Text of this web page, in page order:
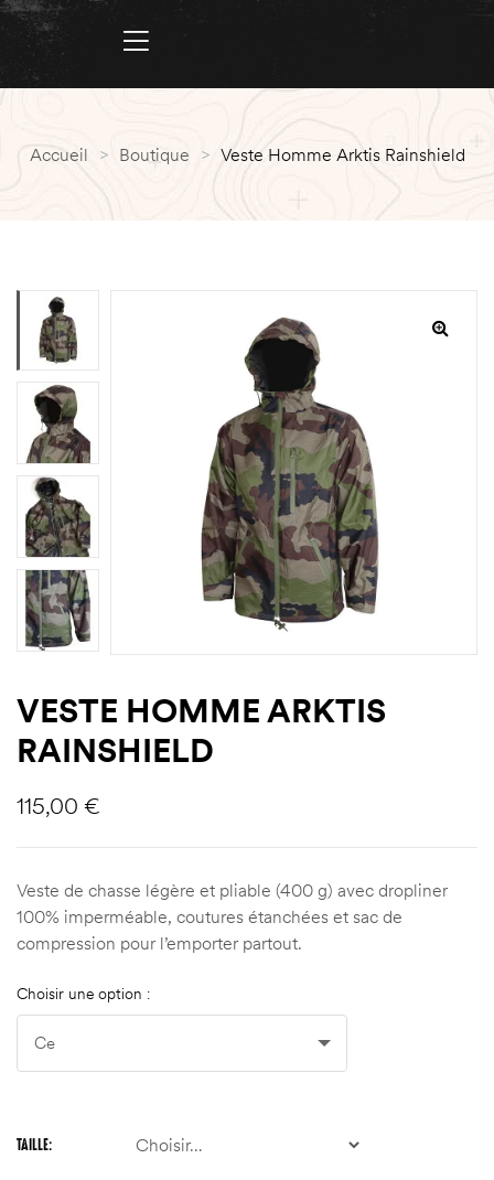
Accueil > Boutique > Veste Homme Arktis Rainshield
VESTE HOMME ARKTIS
RAINSHIELD
115,00 €
Veste de chasse légère et pliable (400 g) avec dropliner
100% imperméable, coutures étanchées et sac de
compression pour l’emporter partout.
Choisir une option :
TAILLE